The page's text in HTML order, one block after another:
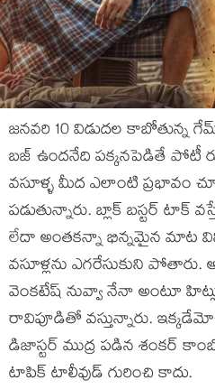
జనవరి 10 విడుదల కాబోతున్న
బజ్ ఉందనేది పక్కనపెడితే పోటీ
వసూళ్ళ మీద ఎలాంటి ప్రభావం
పడుతున్నారు. బ్లాక్ బస్టర్ టాక్
లేదా అంతకన్నా భిన్నమైన మాట
వసూళ్లను ఎగరేసుకుని పోతారు.
వెంకటేష్ నువ్వా నేనా అంటూ
రావిపూడితో వస్తున్నారు.
డిజాస్టర్ ముద్ర పడిన శంకర్
టాపిక్ టాలీవుడ్ గురించి కాదు.